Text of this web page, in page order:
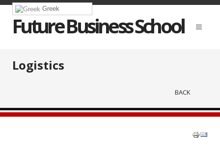
Greek
Future Business School
Logistics
BACK